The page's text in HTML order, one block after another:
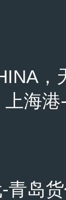
，天
海
青岛